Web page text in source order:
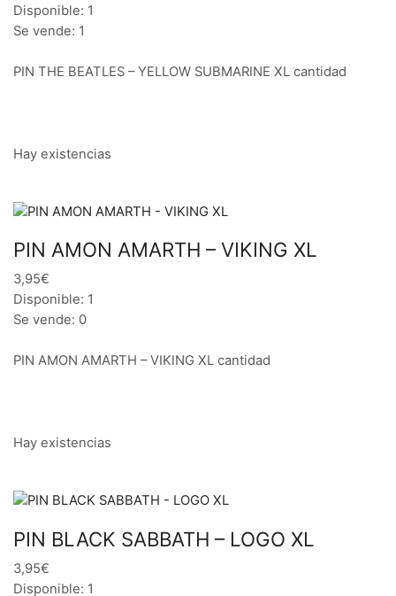
Disponible: 1
Se vende: 1
PIN THE BEATLES – YELLOW SUBMARINE XL cantidad
Hay existencias
PIN AMON AMARTH – VIKING XL
3,95€
Disponible: 1
Se vende: 0
PIN AMON AMARTH – VIKING XL cantidad
Hay existencias
PIN BLACK SABBATH – LOGO XL
3,95€
Disponible: 1